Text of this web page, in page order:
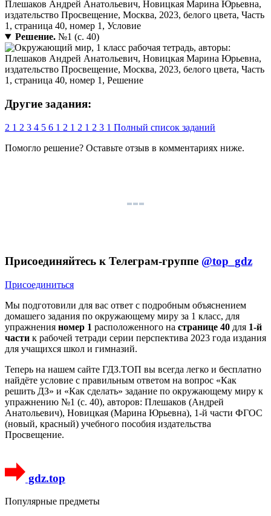
Решение.№1 (с. 40)
Другие задания:
2 1 2 3 4 5 6 1 2 1 2 1 2 3 1 Полный список заданий
Помогло решение? Оставьте отзыв в комментариях ниже.
Присоединяйтесь к Телеграм-группе @top_gdz
Присоединиться
Мы подготовили для вас ответ c подробным объяснением
домашего задания по окружающему миру за 1 класс, для
упражнения номер 1 расположенного на странице 40 для 1-й
части к рабочей тетради серии перспектива 2023 года издания
для учащихся школ и гимназий.
Теперь на нашем сайте ГДЗ.ТОП вы всегда легко и бесплатно
найдёте условие с правильным ответом на вопрос «Как
решить ДЗ» и «Как сделать» задание по окружающему миру к
упражнению №1 (с. 40), авторов: Плешаков (Андрей
Анатольевич), Новицкая (Марина Юрьевна), 1-й части ФГОС
(новый, красный) учебного пособия издательства
Просвещение.
gdz.top
Популярные предметы